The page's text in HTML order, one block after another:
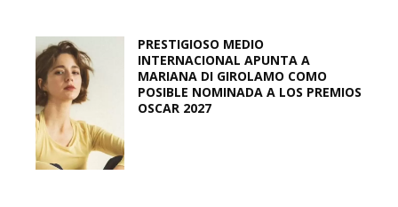
PRESTIGIOSO MEDIO
INTERNACIONAL APUNTA A
MARIANA DI GIROLAMO COMO
POSIBLE NOMINADA A LOS PREMIOS
OSCAR 2027